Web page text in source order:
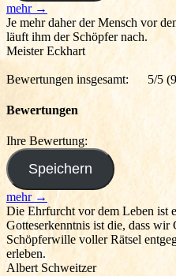
mehr →
Je mehr daher der Mensch vor
läuft ihm der Schöpfer nach.
Meister Eckhart
Bewertungen insgesamt: 5/5
Bewertungen
Ihre Bewertung:
mehr →
Die Ehrfurcht vor dem Leben ist
Gotteserkenntnis ist die, dass
Schöpferwille voller Rätsel
erleben.
Albert Schweitzer